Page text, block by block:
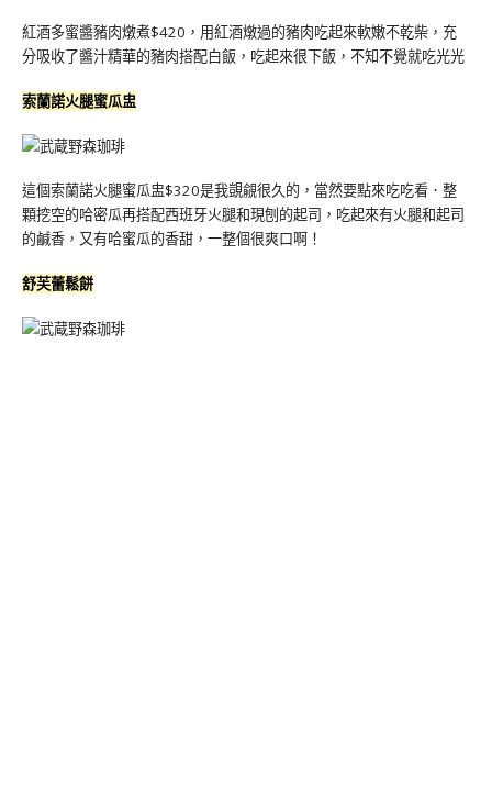
紅酒多蜜醬豬肉燉煮$420，用紅酒燉過的豬肉吃起來軟嫩不乾柴，充
分吸收了醬汁精華的豬肉搭配白飯，吃起來很下飯，不知不覺就吃光光
索蘭諾火腿蜜瓜盅
這個索蘭諾火腿蜜瓜盅$320是我覬覦很久的，當然要點來吃吃看．整
顆挖空的哈密瓜再搭配西班牙火腿和現刨的起司，吃起來有火腿和起司
的鹹香，又有哈蜜瓜的香甜，一整個很爽口啊！
舒芙蕾鬆餅